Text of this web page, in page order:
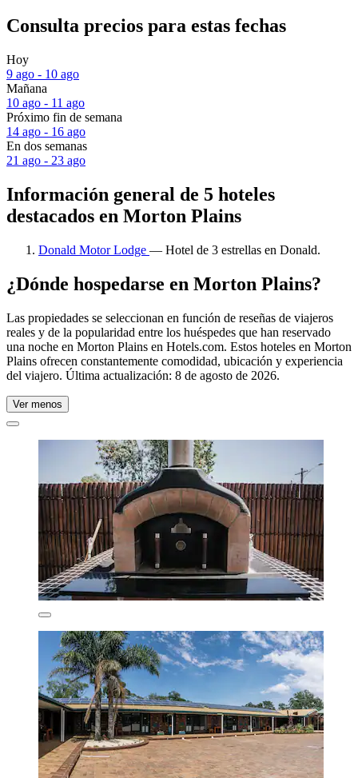
Consulta precios para estas fechas
Hoy
9 ago - 10 ago
Mañana
10 ago - 11 ago
Próximo fin de semana
14 ago - 16 ago
En dos semanas
21 ago - 23 ago
Información general de 5 hoteles
destacados en Morton Plains
Donald Motor Lodge — Hotel de 3 estrellas en Donald.
¿Dónde hospedarse en Morton Plains?
Las propiedades se seleccionan en función de reseñas de viajeros
reales y de la popularidad entre los huéspedes que han reservado
una noche en Morton Plains en Hotels.com. Estos hoteles en Morton
Plains ofrecen constantemente comodidad, ubicación y experiencia
del viajero. Última actualización: 8 de agosto de 2026.
Ver menos